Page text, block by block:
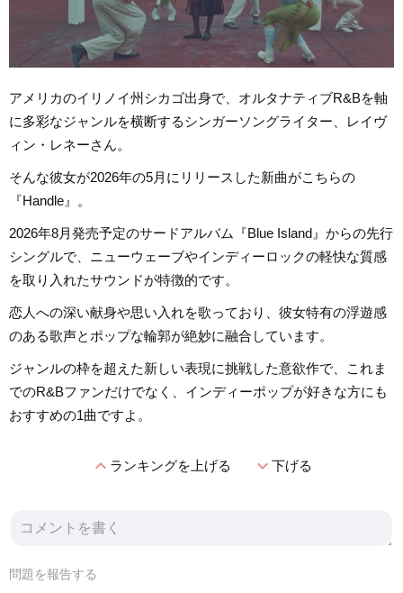
アメリカのイリノイ州シカゴ出身で、オルタナティブR&Bを軸
に多彩なジャンルを横断するシンガーソングライター、レイヴ
ィン・レネーさん。
そんな彼女が2026年の5月にリリースした新曲がこちらの
『Handle』。
2026年8月発売予定のサードアルバム『Blue Island』からの先行
シングルで、ニューウェーブやインディーロックの軽快な質感
を取り入れたサウンドが特徴的です。
恋人への深い献身や思い入れを歌っており、彼女特有の浮遊感
のある歌声とポップな輪郭が絶妙に融合しています。
ジャンルの枠を超えた新しい表現に挑戦した意欲作で、これま
でのR&Bファンだけでなく、インディーポップが好きな方にも
おすすめの1曲ですよ。
expand_lessランキングを上げる expand_more下げる
問題を報告する